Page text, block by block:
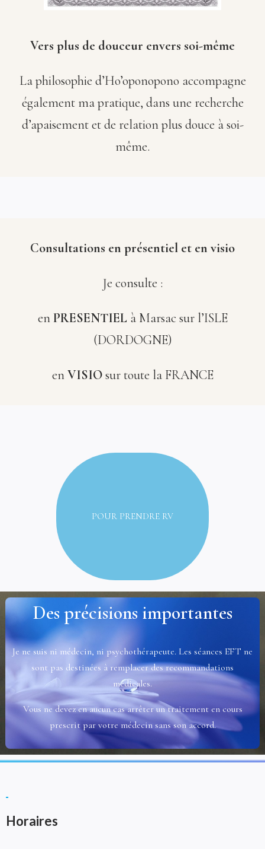
Vers plus de douceur envers soi-même
La philosophie d’Ho’oponopono accompagne
également ma pratique, dans une recherche
d’apaisement et de relation plus douce à soi-
même.
Consultations en présentiel et en visio
Je consulte :
enPRESENTIEL à Marsac sur l’ISLE
(DORDOGNE)
enVISIOsur toute la FRANCE
POUR PRENDRE RV
Des précisions importantes
Je ne suis ni médecin, ni psychothérapeute. Les séances EFT ne
sont pas destinées à remplacer des recommandations
médicales.
Vous ne devez en aucun cas arrêter un traitement en cours
prescrit par votre médecin sans son accord.
Horaires